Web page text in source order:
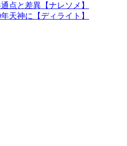
点と差異【ナレソメ】
天神に【ディライト】